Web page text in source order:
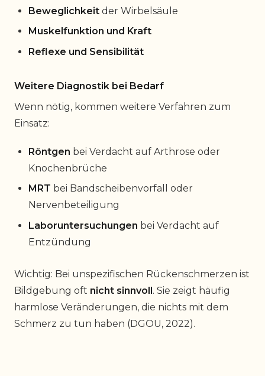
Beweglichkeit der Wirbelsäule
Muskelfunktion und Kraft
Reflexe und Sensibilität
Weitere Diagnostik bei Bedarf
Wenn nötig, kommen weitere Verfahren zum
Einsatz:
Röntgen bei Verdacht auf Arthrose oder
Knochenbrüche
MRT bei Bandscheibenvorfall oder
Nervenbeteiligung
Laboruntersuchungen bei Verdacht auf
Entzündung
Wichtig: Bei unspezifischen Rückenschmerzen ist
Bildgebung oft nicht sinnvoll . Sie zeigt häufig
harmlose Veränderungen, die nichts mit dem
Schmerz zu tun haben (DGOU, 2022).